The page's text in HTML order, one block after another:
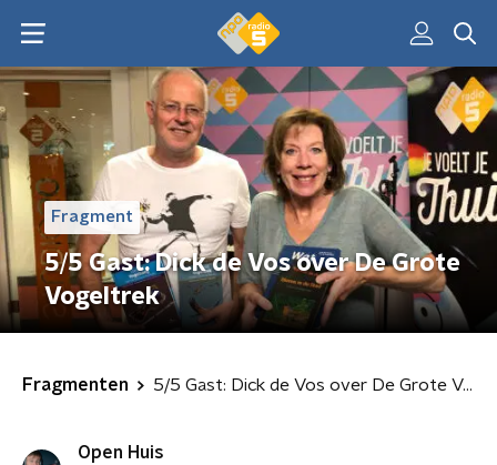
Fragment
5/5 Gast: Dick de Vos over De Grote
Vogeltrek
Fragmenten 5/5 Gast: Dick de Vos over De Grote Vogeltrek
Open Huis